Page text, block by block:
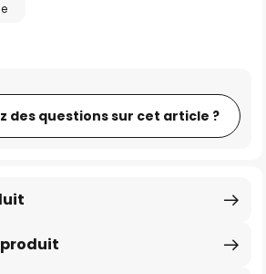
des questions sur cet article ?